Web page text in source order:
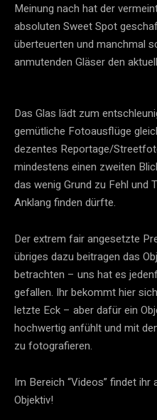
Meinung nach hat der
absoluten Sweet Spot
überteuerten und manchmal
anmutenden Gläser den
Das Glas lädt zum
gemütliche Fotoausflüge
dezentes Reportage/
mindestens einen zweiten
das wenig Grund zu Fehl und
Anklang finden dürfte.
Der extrem fair angesetzte
übriges dazu beitragen das
betrachten – uns hat es
gefallen. Ihr bekommt hier
letzte Eck – aber dafür ein
hochwertig anfühlt und mit
zu fotografieren.
Im Bereich “Videos” findet
Objektiv!